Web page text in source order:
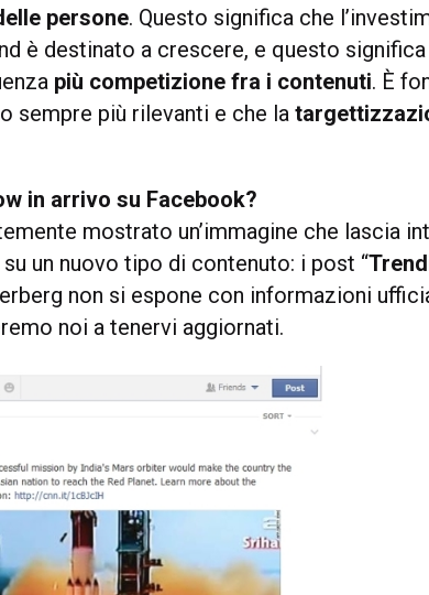
persone. Questo significa che
è destinato a crescere, e questo significa
più competizione fra i contenuti. È
sempre più rilevanti e che la
in arrivo su Facebook?
mostrato un’immagine che lascia
un nuovo tipo di contenuto: i post “
non si espone con informazioni
noi a tenervi aggiornati.